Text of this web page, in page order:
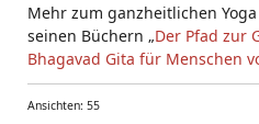
Mehr zum ganzheitlichen
seinen Büchern „Der Pfad zur
Bhagavad Gita für Menschen
Ansichten: 55